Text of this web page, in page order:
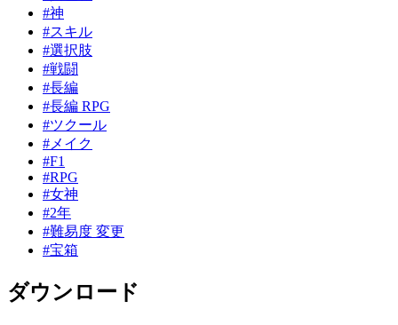
#神
#スキル
#選択肢
#戦闘
#長編
#長編 RPG
#ツクール
#メイク
#F1
#RPG
#女神
#2年
#難易度 変更
#宝箱
ダウンロード